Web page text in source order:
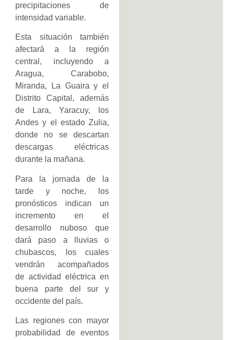
precipitaciones de
intensidad variable.
Esta situación también
afectará a la región
central, incluyendo a
Aragua, Carabobo,
Miranda, La Guaira y el
Distrito Capital, además
de Lara, Yaracuy, los
Andes y el estado Zulia,
donde no se descartan
descargas eléctricas
durante la mañana.
Para la jornada de la
tarde y noche, los
pronósticos indican un
incremento en el
desarrollo nuboso que
dará paso a lluvias o
chubascos, los cuales
vendrán acompañados
de actividad eléctrica en
buena parte del sur y
occidente del país.
Las regiones con mayor
probabilidad de eventos